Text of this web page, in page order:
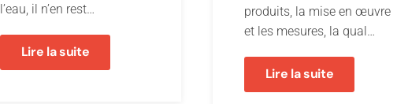
l’eau, il n’en rest…
Lire la suite
produits, la mise en œuvre
et les mesures, la qual…
Lire la suite